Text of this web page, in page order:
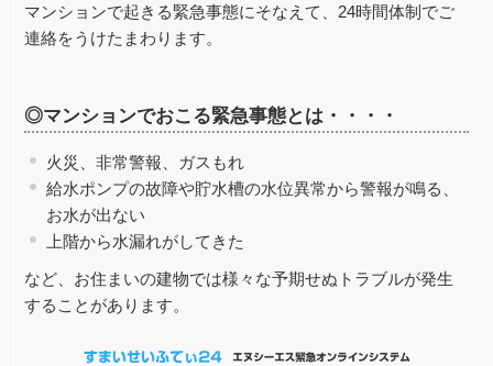
マンションで起きる緊急事態にそなえて、24時間体制でご
連絡をうけたまわります。
◎マンションでおこる緊急事態とは・・・・
火災、非常警報、ガスもれ
給水ポンプの故障や貯水槽の水位異常から警報が鳴る、
お水が出ない
上階から水漏れがしてきた
など、お住まいの建物では様々な予期せぬトラブルが発生
することがあります。